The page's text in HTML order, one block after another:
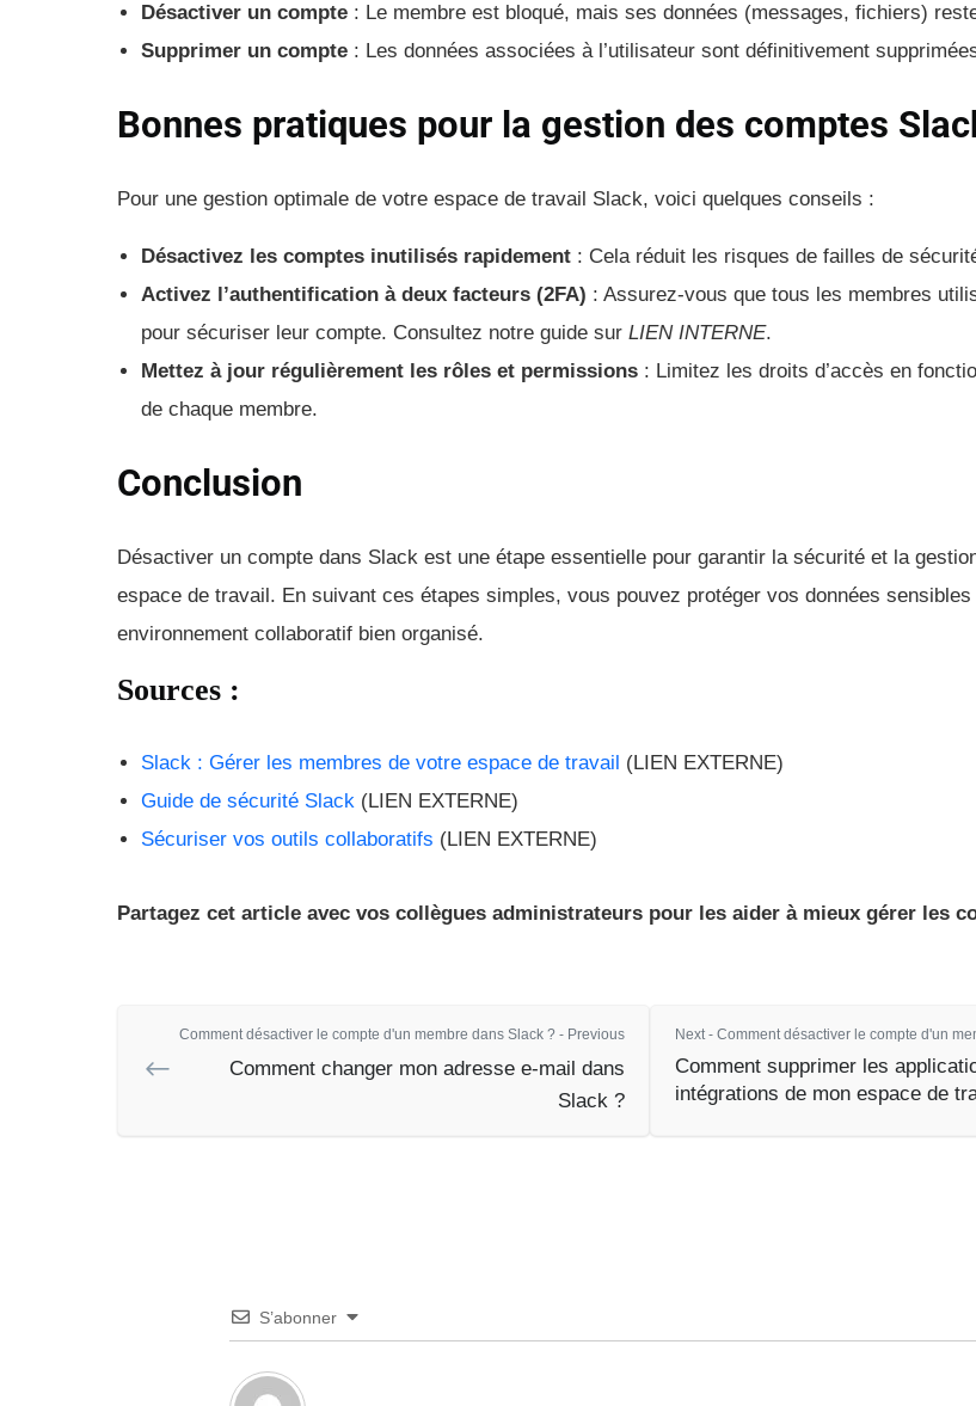
Désactiver un compte : Le membre est bloqué, mais ses données (messages, fichiers)
Supprimer un compte : Les données associées à l’utilisateur sont définitivement
Bonnes pratiques pour la gestion des comptes
Pour une gestion optimale de votre espace de travail Slack, voici quelques conseils :
Désactivez les comptes inutilisés rapidement : Cela réduit les risques de failles de
Activez l’authentification à deux facteurs (2FA) : Assurez-vous que tous les membres
pour sécuriser leur compte. Consultez notre guide sur LIEN INTERNE.
Mettez à jour régulièrement les rôles et permissions : Limitez les droits d’accès en
de chaque membre.
Conclusion
Désactiver un compte dans Slack est une étape essentielle pour garantir la sécurité et la
espace de travail. En suivant ces étapes simples, vous pouvez protéger vos données
environnement collaboratif bien organisé.
Sources :
Slack : Gérer les membres de votre espace de travail (LIEN EXTERNE)
Guide de sécurité Slack (LIEN EXTERNE)
Sécuriser vos outils collaboratifs (LIEN EXTERNE)
Partagez cet article avec vos collègues administrateurs pour les aider à mieux gérer les
Comment désactiver le compte d'un membre dans Slack ? - Previous
Comment changer mon adresse e-mail dans
Slack ?
Next - Comment désactiver le compte d'un
Comment supprimer les
intégrations de mon espace de
S’abonner